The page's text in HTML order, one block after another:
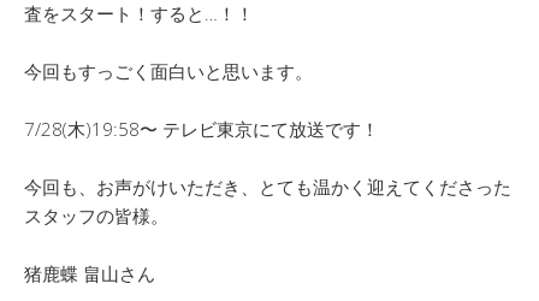
査をスタート！すると…！！
今回もすっごく面白いと思います。
7/28(木)19:58〜 テレビ東京にて放送です！
今回も、お声がけいただき、とても温かく迎えてくださった
スタッフの皆様。
猪鹿蝶 畠山さん